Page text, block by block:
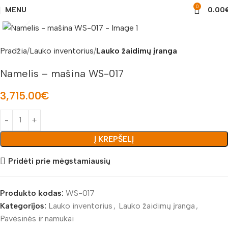
MENU 0 0.00
Pradžia Lauko inventorius Lauko žaidimų įranga
Namelis – mašina WS-017
3,715.00€
Į KREPŠELĮ
Pridėti prie mėgstamiausių
Produkto kodas: WS-017
Kategorijos: Lauko inventorius , Lauko žaidimų įranga ,
Pavėsinės ir namukai